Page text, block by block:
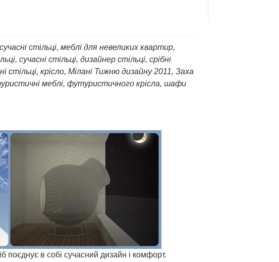
стільці, меблі для невеликих квартир,
сучасні стільці, дизайнер стільці, срібні
стільці, крісло, Мілані Тижню дизайну 2011, Заха
меблі, футуристичного крісла, шафи
поєднує в собі сучасний дизайн і комфорт.